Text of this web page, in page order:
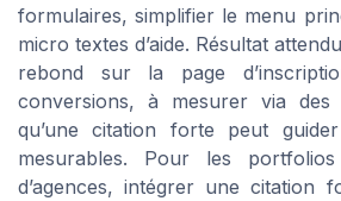
formulaires, simplifier le menu
micro textes d’aide. Résultat
rebond sur la page
conversions, à mesurer via
qu’une citation forte peut
mesurables. Pour les
d’agences, intégrer une citation